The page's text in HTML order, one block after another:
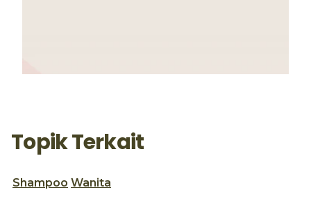
Topik Terkait
Shampoo Wanita